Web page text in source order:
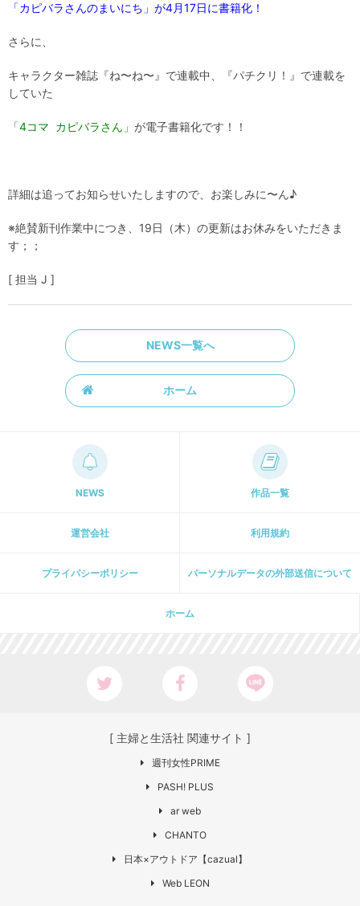
「カピバラさんのまいにち」が4月17日に書籍化！
さらに、
キャラクター雑誌『ね〜ね〜』で連載中、『パチクリ！』で連載を
していた
「4コマ カピバラさん」 が電子書籍化です！！
詳細は追ってお知らせいたしますので、お楽しみに〜ん♪
※絶賛新刊作業中につき、19日（木）の更新はお休みをいただきま
す；；
[ 担当 J ]
NEWS一覧へ
ホーム
NEWS 作品一覧
運営会社 利用規約
プライパシーポリシー パーソナルデータの外部送信について
ホーム
[ 主婦と生活社 関連サイト ]
週刊女性PRIME
PASH! PLUS
ar web
CHANTO
日本×アウトドア【cazual】
Web LEON